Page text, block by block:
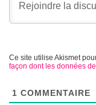
Ce site utilise Akismet
façon dont les données
1 COMMENTAIRE